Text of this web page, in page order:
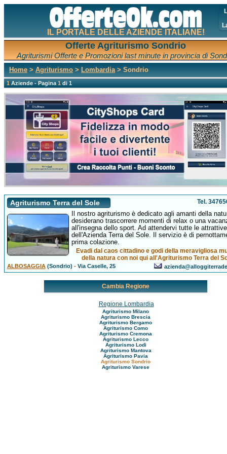
IL PORTALE DELLE AZIENDE ITALIANE!
Offerte Agriturismo Sondrio
Agriturismi Offerte e Promozioni last minute in provincia di
Home > Agriturismo > Lombardia> Sondrio
1Aziende - Pagina1di 1
Agriturismo Terra del Sole Tel.
Il nostro agriturismo è dedicato agli amanti della
desiderano trascorrere momenti di relax o una
all'insegna dello sport. Ad attendervi tutte le attrattive
dell'Azienda Terra del Sole. Il servizio è di
prima colazione.
Evadi dal caos cittadino e godi della meravigliosa
della natura con noi qui all'Agriturismo Terra del
ALBOSAGGIA(Sondrio) -Via Caselle, 25
Cambia Regione
Regione Lombardia
Agriturismo Milano
Agriturismo Brescia
Agriturismo Bergamo
Agriturismo Como
Agriturismo Cremona
Agriturismo Lecco
Agriturismo Lodi
Agriturismo Mantova
Agriturismo Pavia
Agriturismo Sondrio
Agriturismo Varese